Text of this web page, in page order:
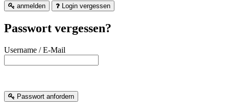
anmelden Login vergessen
Passwort vergessen?
Username / E-Mail
Passwort anfordern